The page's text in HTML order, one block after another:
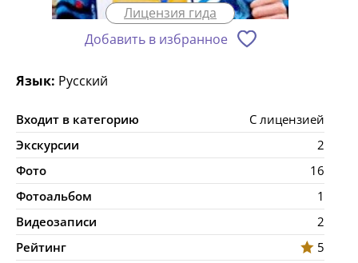
Лицензия гида
Добавить в избранное
Язык: Русский
Входит в категорию
С лицензией
Экскурсии
2
Фото
16
Фотоальбом
1
Видеозаписи
2
Рейтинг
5